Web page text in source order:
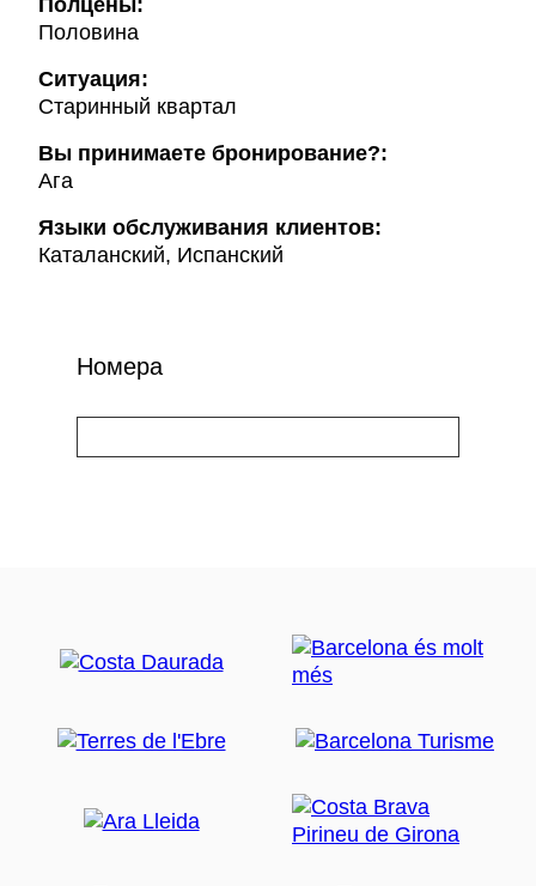
Полцены:
Половина
Ситуация:
Старинный квартал
Вы принимаете бронирование?:
Ага
Языки обслуживания клиентов:
Каталанский, Испанский
Номера